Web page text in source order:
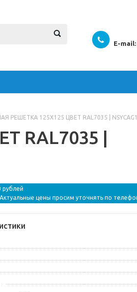
E-mail:
РЕШЕТКА 125Х125 ЦВЕТ RAL7035 |
RAL7035 |
рублей
цены просим уточнять по